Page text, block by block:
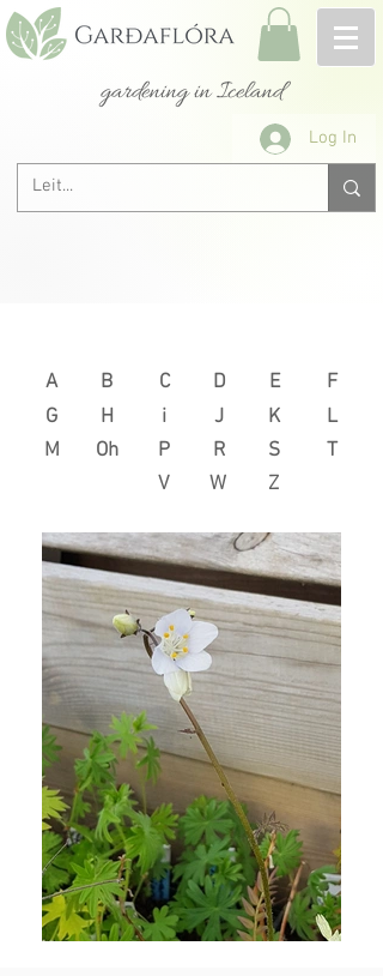
gardening in Iceland
Log In
A
G
M
B
H
Oh
C D
E
i
J
K
P
R
S
V
W Z
F
L
T